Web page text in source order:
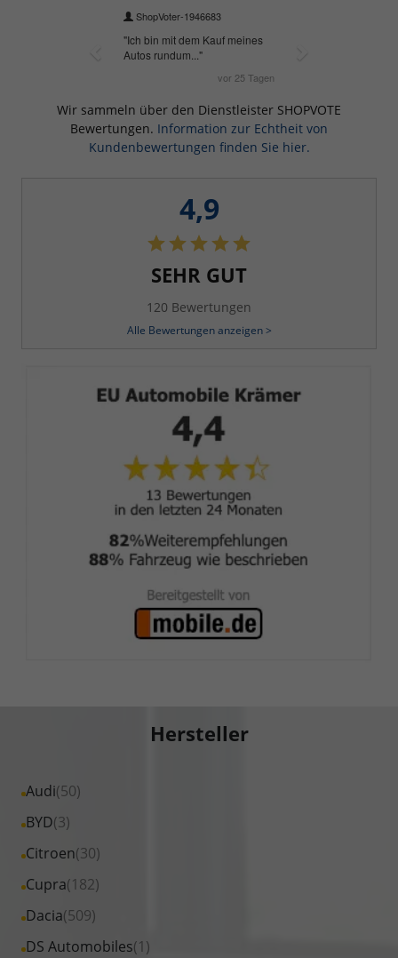
Wir sammeln über den Dienstleister SHOPVOTE
Bewertungen. Information zur Echtheit von
Kundenbewertungen finden Sie hier.
4,9
SEHR GUT
120 Bewertungen
Alle Bewertungen anzeigen >
Hersteller
Audi(50)
Alle
Fahrzeuge
Audi
anzeigen
BYD(3)
Alle
Fahrzeuge
BYD
anzeigen
Citroen(30)
Alle
Fahrzeuge
Citroen
anzeigen
Cupra(182)
Alle
Fahrzeuge
Dacia(509)
Alle
Fahrzeuge
DS Automobiles(1)
Alle